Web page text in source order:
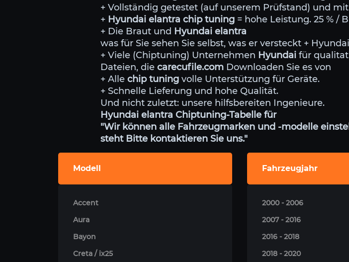
+ Vollständig getestet (auf unserem Prüfstand) und
+ Hyundai elantra chip tuning = hohe Leistung. 25 % /
+ Die Braut und Hyundai elantra
was für Sie sehen Sie selbst, was er versteckt +
+ Viele (Chiptuning) Unternehmen Hyundai für
Dateien, die carecufile.com Downloaden Sie es von
+ Alle chip tuning volle Unterstützung für Geräte.
+ Schnelle Lieferung und hohe Qualität.
Und nicht zuletzt: unsere hilfsbereiten Ingenieure.
Hyundai elantra Chiptuning-Tabelle für
"Wir können alle Fahrzeugmarken und -modelle
steht Bitte kontaktieren Sie uns."
Modell
Accent
Aura
Bayon
Creta / ix25
Fahrzeugjahr
2000 - 2006
2007 - 2016
2016 - 2018
2018 - 2020